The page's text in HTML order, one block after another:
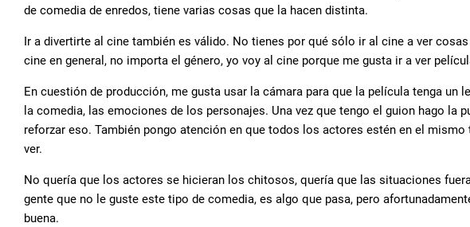
de comedia de enredos, tiene varias cosas que la hacen distinta.
Ir a divertirte al cine también es válido. No tienes por qué sólo ir al cine a ver
cine en general, no importa el género, yo voy al cine porque me gusta ir a ver
En cuestión de producción, me gusta usar la cámara para que la película tenga un
la comedia, las emociones de los personajes. Una vez que tengo el guion hago la
reforzar eso. También pongo atención en que todos los actores estén en el
ver.
No quería que los actores se hicieran los chitosos, quería que las situaciones
gente que no le guste este tipo de comedia, es algo que pasa, pero
buena.